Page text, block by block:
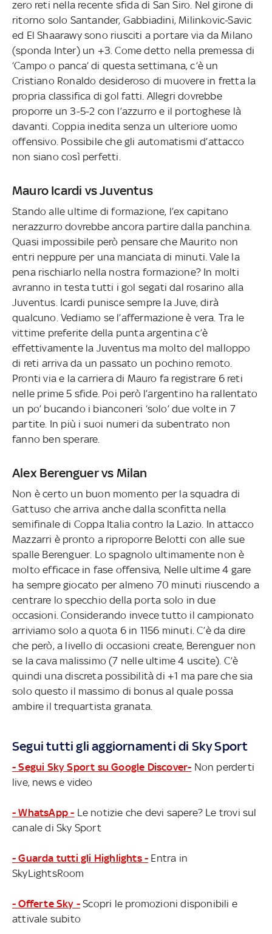
zero reti nella recente sfida di San Siro. Nel girone di
ritorno solo Santander, Gabbiadini, Milinkovic-Savic
ed El Shaarawy sono riusciti a portare via da Milano
(sponda Inter) un +3. Come detto nella premessa di
‘Campo o panca’ di questa settimana, c’è un
Cristiano Ronaldo desideroso di muovere in fretta la
propria classifica di gol fatti. Allegri dovrebbe
proporre un 3-5-2 con l’azzurro e il portoghese là
davanti. Coppia inedita senza un ulteriore uomo
offensivo. Possibile che gli automatismi d’attacco
non siano così perfetti.
Mauro Icardi vs Juventus
Stando alle ultime di formazione, l’ex capitano
nerazzurro dovrebbe ancora partire dalla panchina.
Quasi impossibile però pensare che Maurito non
entri neppure per una manciata di minuti. Vale la
pena rischiarlo nella nostra formazione? In molti
avranno in testa tutti i gol segati dal rosarino alla
Juventus. Icardi punisce sempre la Juve, dirà
qualcuno. Vediamo se l’affermazione è vera. Tra le
vittime preferite della punta argentina c’è
effettivamente la Juventus ma molto del malloppo
di reti arriva da un passato un pochino remoto.
Pronti via e la carriera di Mauro fa registrare 6 reti
nelle prime 5 sfide. Poi però l’argentino ha rallentato
un po’ bucando i bianconeri ‘solo’ due volte in 7
partite. In più i suoi numeri da subentrato non
fanno ben sperare.
Alex Berenguer vs Milan
Non è certo un buon momento per la squadra di
Gattuso che arriva anche dalla sconfitta nella
semifinale di Coppa Italia contro la Lazio. In attacco
Mazzarri è pronto a riproporre Belotti con alle sue
spalle Berenguer. Lo spagnolo ultimamente non è
molto efficace in fase offensiva, Nelle ultime 4 gare
ha sempre giocato per almeno 70 minuti riuscendo a
centrare lo specchio della porta solo in due
occasioni. Considerando invece tutto il campionato
arriviamo solo a quota 6 in 1156 minuti. C’è da dire
che però, a livello di occasioni create, Berenguer non
se la cava malissimo (7 nelle ultime 4 uscite). C’è
quindi una discreta possibilità di +1 ma pare che sia
solo questo il massimo di bonus al quale possa
ambire il trequartista granata.
Segui tutti gli aggiornamenti di Sky Sport
- Segui Sky Sport su Google Discover- Non perderti
live, news e video
- WhatsApp - Le notizie che devi sapere? Le trovi sul
canale di Sky Sport
- Guarda tutti gli Highlights - Entra in
SkyLightsRoom
- Offerte Sky - Scopri le promozioni disponibili e
attivale subito